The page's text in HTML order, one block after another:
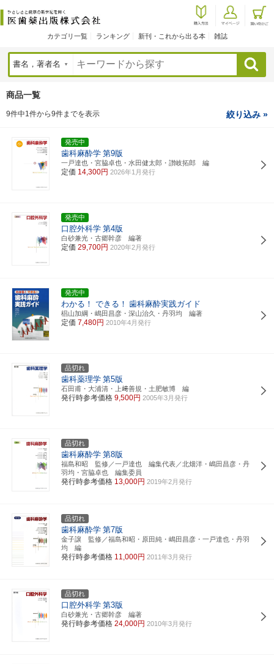
カテゴリ一覧 ランキング 新刊・これから出る本 雑誌
検索
商品一覧
9件中1件から9件までを表示 絞り込み »
発売中
歯科麻酔学 第9版
一戸達也・宮脇卓也・水田健太郎・讃岐拓郎 編
定価 14,300円 2026年1月発行
発売中
口腔外科学 第4版
白砂兼光・古郷幹彦 編著
定価 29,700円 2020年2月発行
発売中
わかる！ できる！ 歯科麻酔実践ガイド
椙山加綱・嶋田昌彦・深山治久・丹羽均 編著
定価 7,480円 2010年4月発行
品切れ
歯科薬理学 第5版
石田甫・大浦清・上﨑善規・土肥敏博 編
発行時参考価格 9,500円 2005年3月発行
品切れ
歯科麻酔学 第8版
福島和昭 監修／一戸達也 編集代表／北畑洋・嶋田昌彦・丹
羽均・宮脇卓也 編集委員
発行時参考価格 13,000円 2019年2月発行
品切れ
歯科麻酔学 第7版
金子譲 監修／福島和昭・原田純・嶋田昌彦・一戸達也・丹羽
均 編
発行時参考価格 11,000円 2011年3月発行
品切れ
口腔外科学 第3版
白砂兼光・古郷幹彦 編著
発行時参考価格 24,000円 2010年3月発行